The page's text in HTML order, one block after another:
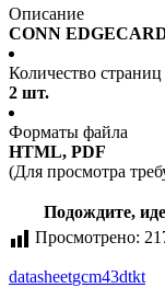
Описание
CONN
Количество страниц
2 шт.
Форматы файла
HTML, PDF
(Для просмотра
Подождите,
Просмотрено:
datasheetgcm43dtkt